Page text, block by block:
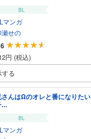
BL
マンガ
せの
円 (税込)
る
さんはΩのオレと番になりた
...
BL
マンガ